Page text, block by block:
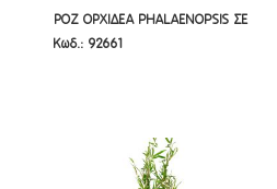
ΡΟΖ ΟΡΧΙΔΕΑ PHALAENOPSIS ΣΕ
ΕΚΡΟΥ ΚΕΡΑΜΙΚΟ ΚΑΣΠΩ 127ΕΚ
ΡΟΖ ΟΡΧΙΔΕΑ PHALAENOPSIS ΣΕ
ΕΚΡΟΥ ΚΕΡΑΜΙΚΟ ΚΑΣΠΩ 127ΕΚ
Κωδ.: 92661